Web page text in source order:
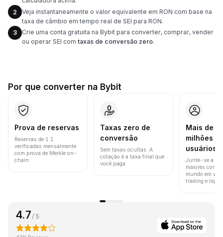
2
Veja instantaneamente o valor equivalente em RON com base na
taxa de câmbio em tempo real de SEI para RON.
3
Crie uma conta gratuita na Bybit para converter, comprar, vender
ou operar SEI com taxas de conversão zero.
Por que converter na Bybit
Prova de reservas
Reservas de 1:1
verificadas mensalmente
com prova de Merkle on-
chain.
Taxas zero de
conversão
Sem taxas ocultas. A
cotação é a taxa final que
você paga.
Mais de
milhões
usuários
Junte-se a
maiores
mundo em
trading e
4.7/ 5